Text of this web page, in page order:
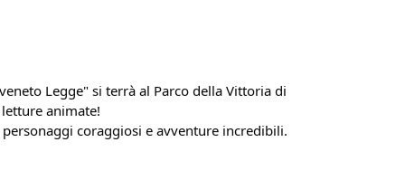
Legge" si terrà al Parco della Vittoria di
animate!
coraggiosi e avventure incredibili.